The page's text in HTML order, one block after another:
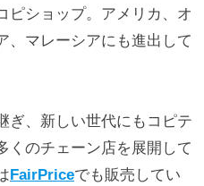
ピショップ。アメリカ、オ
、マレーシアにも進出して
ぎ、新しい世代にもコピテ
くのチェーン店を展開して
FairPriceでも販売してい